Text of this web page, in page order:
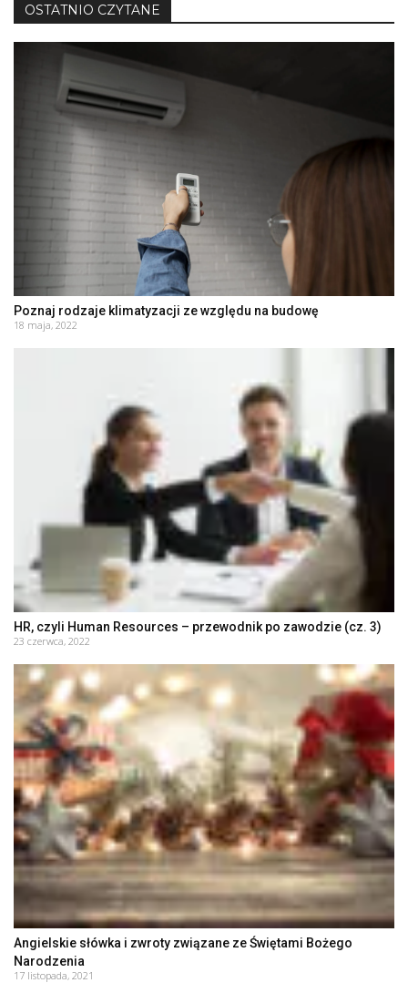
OSTATNIO CZYTANE
Poznaj rodzaje klimatyzacji ze względu na budowę
18 maja, 2022
HR, czyli Human Resources – przewodnik po zawodzie (cz. 3)
23 czerwca, 2022
Angielskie słówka i zwroty związane ze Świętami Bożego
Narodzenia
17 listopada, 2021